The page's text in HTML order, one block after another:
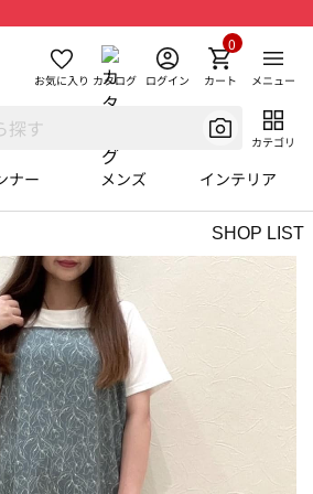
お気に入り カタログ ログイン カート
0
メニュー
カテゴリ
ナー メンズ インテリア
SHOP LIST